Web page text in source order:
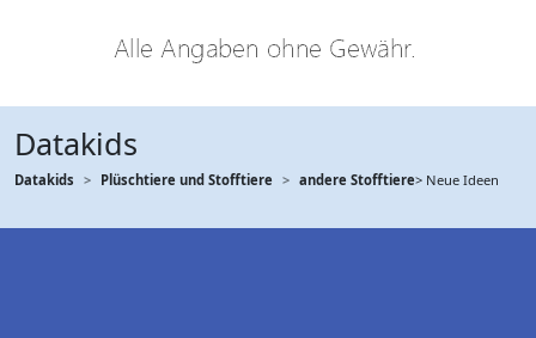
Datakids
Datakids Plüschtiere und Stofftiere andere Stofftiere> Neue Ideen